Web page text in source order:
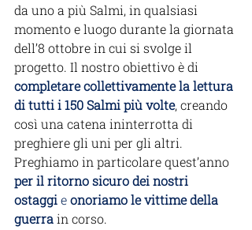
da uno a più Salmi, in qualsiasi
momento e luogo durante la giornata
dell’8 ottobre in cui si svolge il
progetto. Il nostro obiettivo è di
completare collettivamente la lettura
di tutti i 150 Salmi più volte, creando
così una catena ininterrotta di
preghiere gli uni per gli altri.
Preghiamo in particolare quest’anno
per il ritorno sicuro dei nostri
ostaggi e onoriamo le vittime della
guerra in corso.